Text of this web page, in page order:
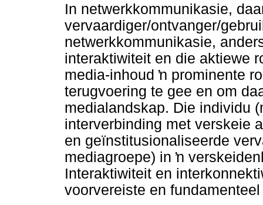
In netwerkkommunikasie,
vervaardiger/ontvanger/
netwerkkommunikasie,
interaktiwiteit en die aktiewe
media-inhoud ŉ prominente
terugvoering te gee en om
medialandskap. Die individu
interverbinding met verskeie
en geïnstitusionaliseerde
mediagroepe) in ŉ
Interaktiwiteit en
voorvereiste en